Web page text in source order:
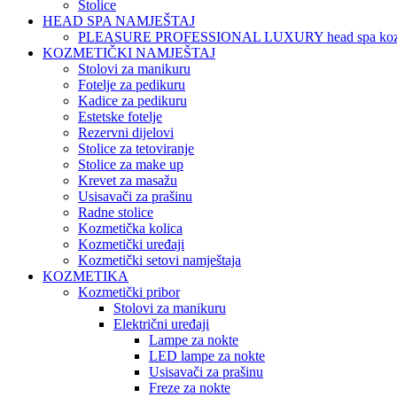
Stolice
HEAD SPA NAMJEŠTAJ
PLEASURE PROFESSIONAL LUXURY head spa
KOZMETIČKI NAMJEŠTAJ
Stolovi za manikuru
Fotelje za pedikuru
Kadice za pedikuru
Estetske fotelje
Rezervni dijelovi
Stolice za tetoviranje
Stolice za make up
Krevet za masažu
Usisavači za prašinu
Radne stolice
Kozmetička kolica
Kozmetički uređaji
Kozmetički setovi namještaja
KOZMETIKA
Kozmetički pribor
Stolovi za manikuru
Električni uređaji
Lampe za nokte
LED lampe za nokte
Usisavači za prašinu
Freze za nokte